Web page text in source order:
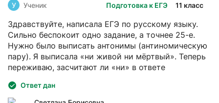
Подготовка к ЕГЭ 11 класс
У Ученик
Здравствуйте, написала ЕГЭ по русскому языку.
Сильно беспокоит одно задание, а точнее 25-е.
Нужно было выписать антонимы (антиномическую
пару). Я выписала «ни живой ни мёртвый». Теперь
переживаю, засчитают ли «ни» в ответе
Ответ дан